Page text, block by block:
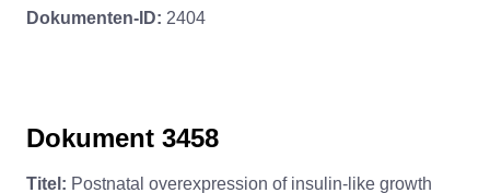
Dokumenten-ID: 2404
Dokument 3458
Titel: Postnatal overexpression of insulin-like growth